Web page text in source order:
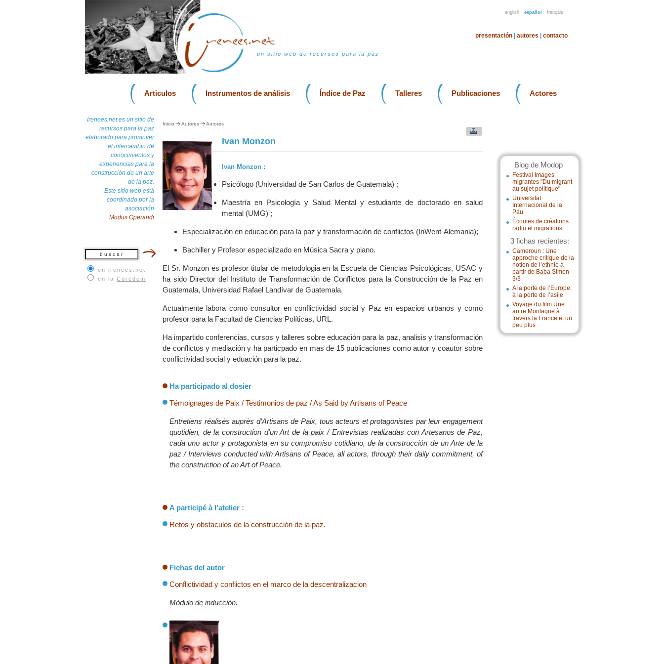
english español français
un sitio web de recursos para la paz
presentación autores contacto
Articulos Instrumentos de análisis Índice de Paz Talleres Publicaciones Actores
Irenees.net es un sitio de
recursos para la paz
elaborado para promover
el intercambio de
conocimientos y
experiencias para la
construcción de un arte
de la paz.
Este sitio web está
coordinado por la
asociación
Modus Operandi
en irenees.net
en la Coredem
Blog de Modop
Festival Images
migrantes "Du migrant
au sujet politique"
Universitat
Internacional de la
Pau
Écoutes de créations
radio et migrations
3 fichas recientes:
Cameroun : Une
approche critique de la
notion de l’ethnie à
partir de Baba Simon
3/3
A la porte de l’Europe,
à la porte de l’asile
Voyage du film Une
autre Montagne à
travers la France et un
peu plus
Inicio Autores Autores
Ivan Monzon
Ivan Monzon :
Psicólogo (Universidad de San Carlos de Guatemala) ;
Maestría en Psicología y Salud Mental y estudiante de doctorado en salud
mental (UMG) ;
Especialización en educación para la paz y transformación de conflictos (InWent-Alemania);
Bachiller y Profesor especializado en Música Sacra y piano.
El Sr. Monzon es profesor titular de metodologia en la Escuela de Ciencias Psicológicas, USAC y
ha sido Director del Instituto de Transformación de Conflictos para la Construcción de la Paz en
Guatemala, Universidad Rafael Landívar de Guatemala.
Actualmente labora como consultor en conflictividad social y Paz en espacios urbanos y como
profesor para la Facultad de Ciencias Políticas, URL.
Ha impartido conferencias, cursos y talleres sobre educación para la paz, analisis y transformación
de conflictos y mediación y ha particpado en mas de 15 publicaciones como autor y coautor sobre
conflictividad social y eduación para la paz.
Ha participado al dosier
Témoignages de Paix / Testimonios de paz / As Said by Artisans of Peace
Entretiens réalisés auprès d’Artisans de Paix, tous acteurs et protagonistes par leur engagement
quotidien, de la construction d’un Art de la paix / Entrevistas realizadas con Artesanos de Paz,
cada uno actor y protagonista en su compromiso cotidiano, de la construcción de un Arte de la
paz / Interviews conducted with Artisans of Peace, all actors, through their daily commitment, of
the construction of an Art of Peace.
A participé à l’atelier :
Retos y obstaculos de la construcción de la paz.
Fichas del autor
Conflictividad y conflictos en el marco de la descentralizacion
Módulo de inducción.